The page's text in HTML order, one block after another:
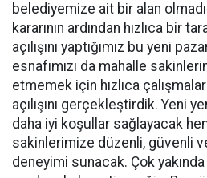
belediyemize ait bir alan
kararının ardından hızlıca bir
açılışını yaptığımız bu yeni
esnafımızı da mahalle
etmemek için hızlıca
açılışını gerçekleştirdik. Yeni
daha iyi koşullar sağlayacak
sakinlerimize düzenli, güvenli
deneyimi sunacak. Çok